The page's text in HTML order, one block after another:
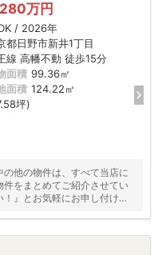
万円
/ 2026年
都日野市新井1丁目
線 高幡不動 徒歩15分
面積 99.36㎡
面積 124.22㎡
坪)
他の物件は、すべて当店に
をまとめてご紹介させてい
』とお気軽にお申し付けく